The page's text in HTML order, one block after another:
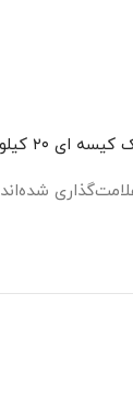
سودمند”
شده‌اند